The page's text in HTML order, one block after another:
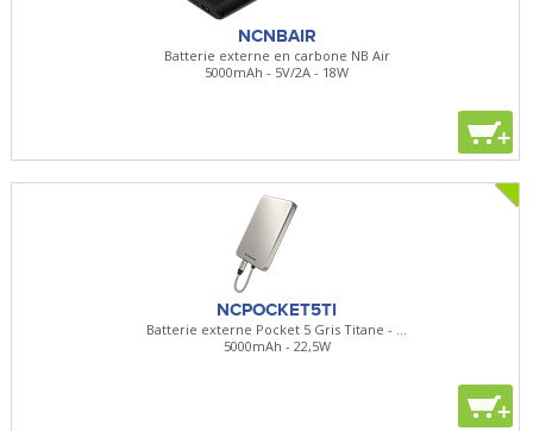
NCNBAIR
Batterie externe en carbone NB Air
5000mAh - 5V/2A - 18W
+
NCPOCKET5TI
Batterie externe Pocket 5 Gris Titane - ...
5000mAh - 22,5W
+